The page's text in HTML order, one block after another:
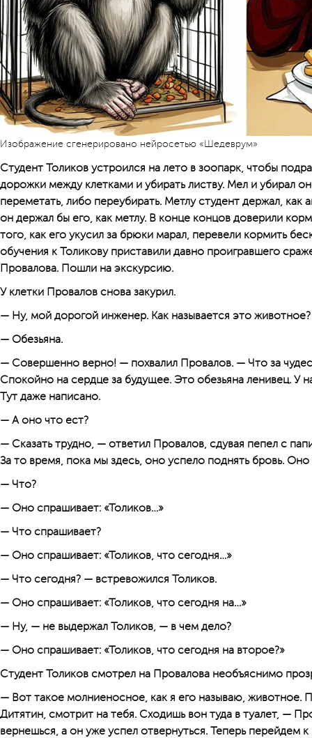
Изображение сгенерировано нейросетью «Шедеврум»
Студент Толиков устроился на лето в зоопарк, чтобы
дорожки между клетками и убирать листву. Мел и убирал
переметать, либо переубирать. Метлу студент держал, как
он держал бы его, как метлу. В конце концов доверили
того, как его укусил за брюки марал, перевели кормить
обучения к Толикову приставили давно проигравшего
Провалова. Пошли на экскурсию.
У клетки Провалов снова закурил.
— Ну, мой дорогой инженер. Как называется это животное?
— Обезьяна.
— Совершенно верно! — похвалил Провалов. — Что за
Спокойно на сердце за будущее. Это обезьяна ленивец. У
Тут даже написано.
— А оно что ест?
— Сказать трудно, — ответил Провалов, сдувая пепел с
За то время, пока мы здесь, оно успело поднять бровь.
— Что?
— Оно спрашивает: «Толиков…»
— Что спрашивает?
— Оно спрашивает: «Толиков, что сегодня…»
— Что сегодня? — встревожился Толиков.
— Оно спрашивает: «Толиков, что сегодня на…»
— Ну, — не выдержал Толиков, — в чем дело?
— Оно спрашивает: «Толиков, что сегодня на второе?»
Студент Толиков смотрел на Провалова необъяснимо
— Вот такое молниеносное, как я его называю, животное.
Дитятин, смотрит на тебя. Сходишь вон туда в туалет, —
вернешься, а он уже успел отвернуться. Теперь перейдем